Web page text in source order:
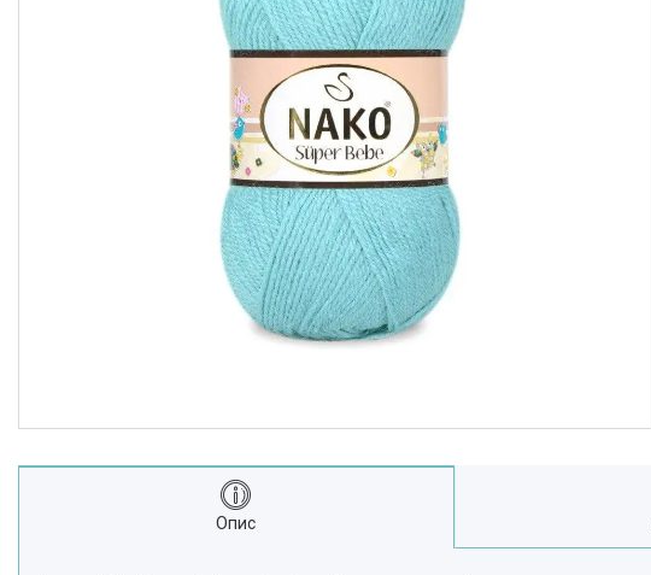
Опис